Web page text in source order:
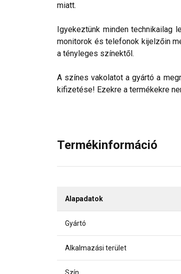
miatt.
Igyekeztünk minden technikailag
monitorok és telefonok kijelzőin
a tényleges színektől.
A színes vakolatot a gyártó a
kifizetése! Ezekre a termékekre
Termékinformáció
Alapadatok
Gyártó
Alkalmazási terület